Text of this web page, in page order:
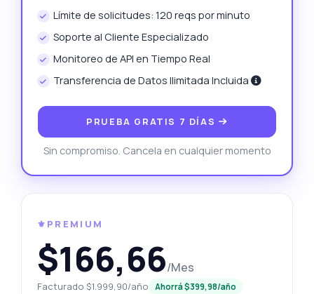
Límite de solicitudes: 120 reqs por minuto
Soporte al Cliente Especializado
Monitoreo de API en Tiempo Real
Transferencia de Datos Ilimitada Incluida
PRUEBA GRATIS 7 DÍAS
Sin compromiso. Cancela en cualquier momento
⚜️PREMIUM
$166,66/Mes
Facturado $1.999,90/año Ahorrá $399,98/año